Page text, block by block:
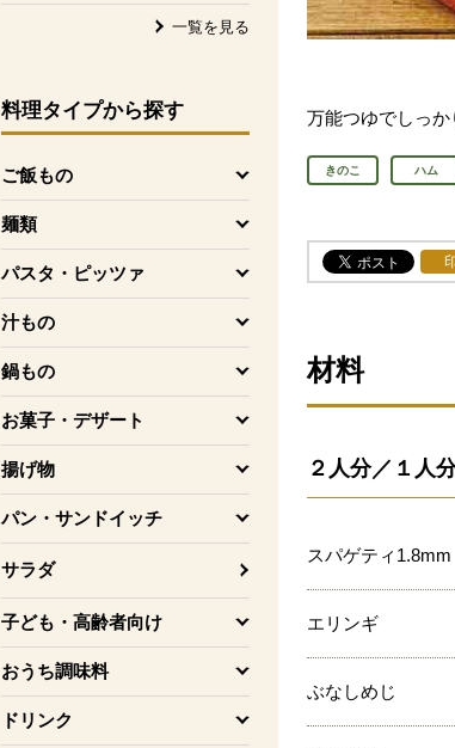
一覧を見る
料理タイプから探す
ご飯もの
を開く
麺類
を開く
パスタ・ピッツァ
を開く
汁もの
を開く
鍋もの
を開く
お菓子・デザート
を開く
揚げ物
を開く
パン・サンドイッチ
を開く
サラダ
子ども・高齢者向け
を開く
おうち調味料
を開く
ドリンク
を開く
万能つゆでしっか
きのこ ハム
材料
２人分／１人
スパゲティ1.8mm
エリンギ
ぶなしめじ